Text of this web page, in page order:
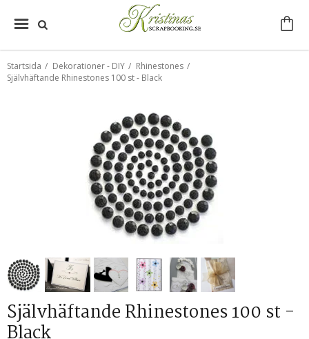
Startsida / Dekorationer - DIY / Rhinestones /
Självhäftande Rhinestones 100 st - Black
Självhäftande Rhinestones 100 st -
Black